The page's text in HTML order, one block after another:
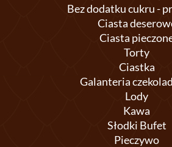
Bez dodatku cukru -
Ciasta
Ciasta
Torty
Ciastka
Galanteria
Lody
Kawa
Słodki Bufet
Pieczywo